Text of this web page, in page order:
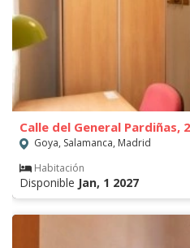
Calle del General Pardiñas,
Goya, Salamanca, Madrid
Habitación
Disponible Jan, 1 2027